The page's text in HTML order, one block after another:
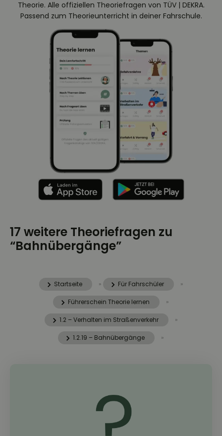
Theorie. Alle offiziellen Theoriefragen von TÜV | DEKRA.
Passend zum Theorieunterricht in deiner Fahrschule.
17 weitere Theoriefragen zu
“Bahnübergänge”
Startseite » Für Fahrschüler »
Führerschein Theorie lernen »
1.2 – Verhalten im Straßenverkehr »
1.2.19 – Bahnübergänge »